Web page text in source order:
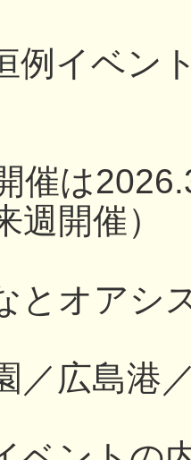
例イベン
催は
週開催）
とオアシ
／広島港